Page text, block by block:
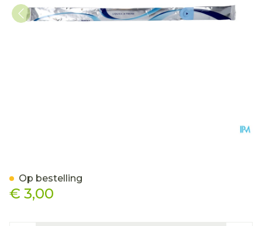
€ 3,00
Op bestelling